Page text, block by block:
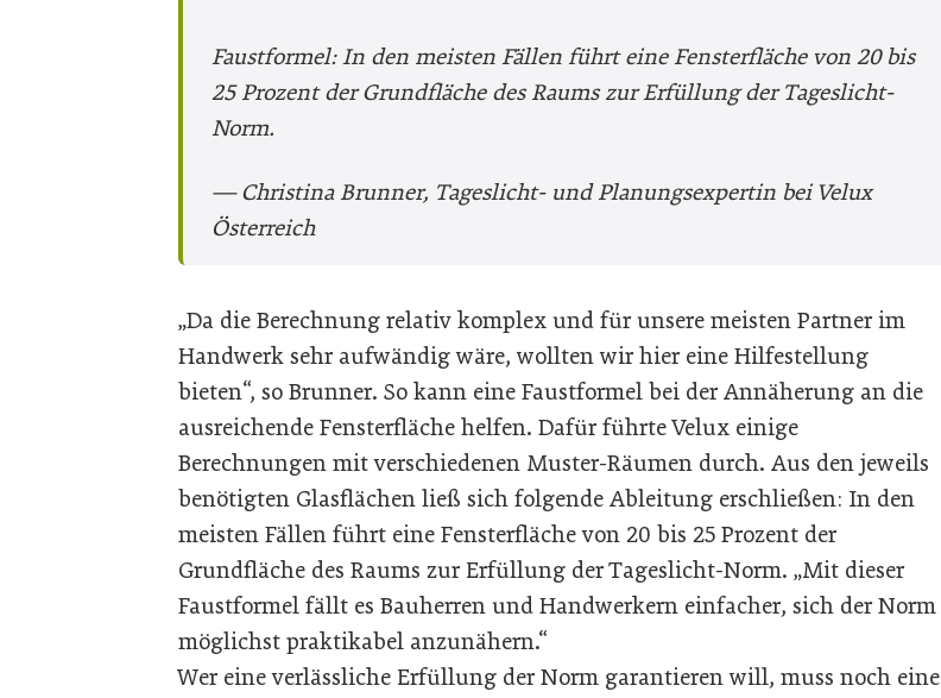
Faustformel: In den meisten Fällen führt eine Fensterfläche von 20 bis
25 Prozent der Grundfläche des Raums zur Erfüllung der Tageslicht-
Norm.
— Christina Brunner, Tageslicht- und Planungsexpertin bei Velux
Österreich
„Da die Berechnung relativ komplex und für unsere meisten Partner im
Handwerk sehr aufwändig wäre, wollten wir hier eine Hilfestellung
bieten“, so Brunner. So kann eine Faustformel bei der Annäherung an die
ausreichende Fensterfläche helfen. Dafür führte Velux einige
Berechnungen mit verschiedenen Muster-Räumen durch. Aus den jeweils
benötigten Glasflächen ließ sich folgende Ableitung erschließen: In den
meisten Fällen führt eine Fensterfläche von 20 bis 25 Prozent der
Grundfläche des Raums zur Erfüllung der Tageslicht-Norm. „Mit dieser
Faustformel fällt es Bauherren und Handwerkern einfacher, sich der Norm
möglichst praktikabel anzunähern.“
Wer eine verlässliche Erfüllung der Norm garantieren will, muss noch eine